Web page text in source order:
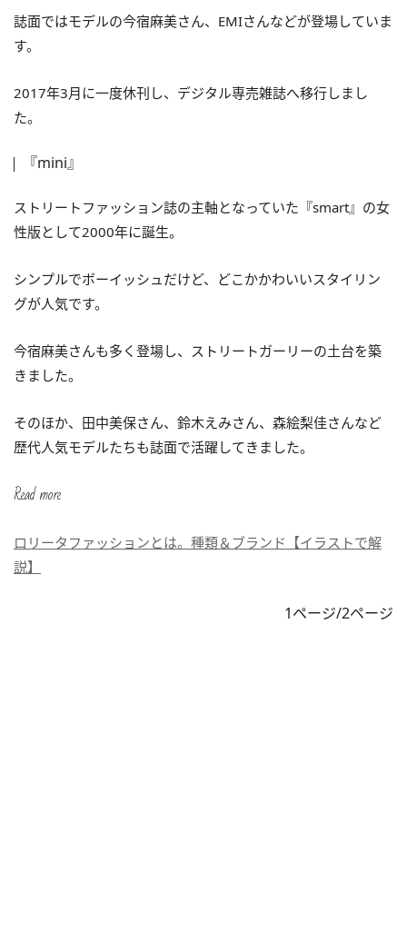
誌面ではモデルの今宿麻美さん、EMIさんなどが登場していま
す。
2017年3月に一度休刊し、デジタル専売雑誌へ移行しまし
た。
『mini』
ストリートファッション誌の主軸となっていた『smart』の女
性版として2000年に誕生。
シンプルでボーイッシュだけど、どこかかわいいスタイリン
グが人気です。
今宿麻美さんも多く登場し、ストリートガーリーの土台を築
きました。
そのほか、田中美保さん、鈴木えみさん、森絵梨佳さんなど
歴代人気モデルたちも誌面で活躍してきました。
Read more
ロリータファッションとは。種類＆ブランド【イラストで解
説】
1ページ/2ページ